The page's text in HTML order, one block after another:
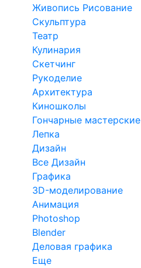
Живопись Рисование
Скульптура
Театр
Кулинария
Скетчинг
Рукоделие
Архитектура
Киношколы
Гончарные мастерские
Лепка
Дизайн
Все Дизайн
Графика
3D-моделирование
Анимация
Photoshop
Blender
Деловая графика
Еще